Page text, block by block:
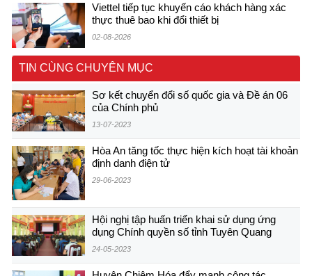
Viettel tiếp tục khuyến cáo khách hàng xác
thực thuê bao khi đổi thiết bị
02-08-2026
TIN CÙNG CHUYÊN MỤC
Sơ kết chuyển đổi số quốc gia và Đề án 06
của Chính phủ
13-07-2023
Hòa An tăng tốc thực hiện kích hoạt tài khoản
định danh điện tử
29-06-2023
Hội nghị tập huấn triển khai sử dụng ứng
dụng Chính quyền số tỉnh Tuyên Quang
24-05-2023